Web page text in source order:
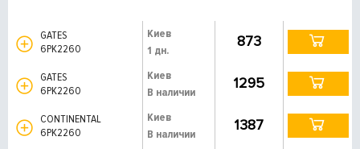
GATES
6PK2260
Киев
1 дн.
873
GATES
6PK2260
Киев
В наличии
1295
CONTINENTAL
6PK2260
Киев
В наличии
1387